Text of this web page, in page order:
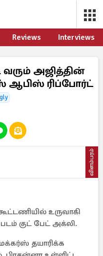
Reviews Interviews
வரும் அஜித்தின்
ஆபிஸ் ரிப்போர்ட்
விளம்பரம்
உருவாகி
குட் பேட் அக்லி.
தயாரிக்க